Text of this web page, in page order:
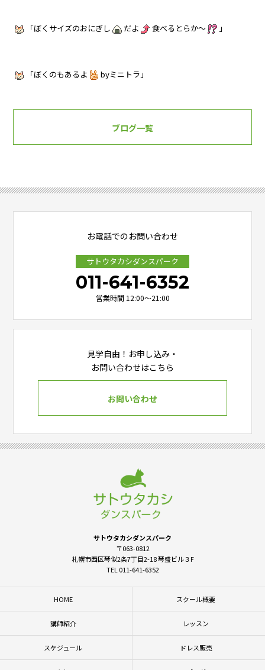
「ぼくサイズのおにぎし だよ 食べるとらか～ 」
「ぼくのもあるよ byミニトラ」
ブログ一覧
お電話でのお問い合わせ
サトウタカシダンスパーク
011-641-6352
営業時間 12:00～21:00
見学自由！お申し込み・
お問い合わせはこちら
お問い合わせ
サトウタカシダンスパーク
〒063-0812
札幌市西区琴似2条7丁目2-18 琴盛ビル３F
TEL 011-641-6352
HOME スクール概要
講師紹介 レッスン
スケジュール ドレス販売